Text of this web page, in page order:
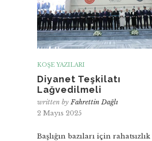
KÖŞE YAZILARI
Diyanet Teşkilatı
Lağvedilmeli
written byFahrettin Dağlı
2 Mayıs 2025
Başlığın bazıları için